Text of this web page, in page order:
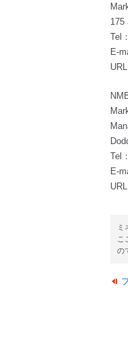
175
Tel
E-
Tel
E-
ミ
こ
の